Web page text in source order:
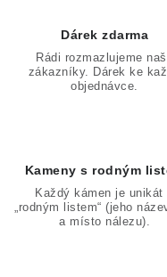
Dárek zdarma
Rádi rozmazlujeme
zákazníky. Dárek ke
objednávce.
Kameny s rodným
Každý kámen je unikát
„rodným listem“ (jeho
a místo nálezu).